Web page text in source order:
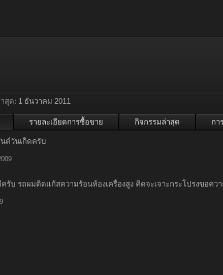
สุด: 1 ธันวาคม 2011
รายละเอียดการซื้อขาย กิจกรรมล่าสุด กา
ต์วันเกิดครับ
รับ รถผมติดแก้สความร้อนห้องเครื่องสูง คิดจะเจาะกระโปรงขอคว